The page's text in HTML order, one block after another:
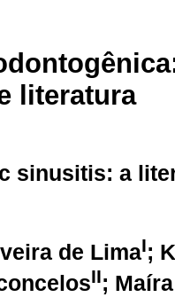
literatura
sinusitis: a
de LimaI;
II;